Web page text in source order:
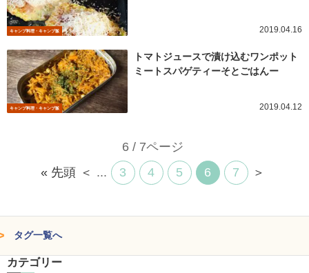
キャンプ料理・キャンプ飯 2019.04.16
キャンプ料理・キャンプ飯
トマトジュースで漬け込むワンポット
ミートスパゲティーそとごはんー
2019.04.12
6 / 7ページ
« 先頭 ＜ ... 3 4 5 6 7 ＞
タグ一覧へ
カテゴリー